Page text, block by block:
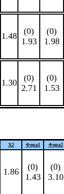
1.48
(0)
1.93
(0)
1.98
1.30
(0)
2.71
(0)
1.53
X2 Фора1 Фора2
1.86
(0)
1.43
(0)
3.10